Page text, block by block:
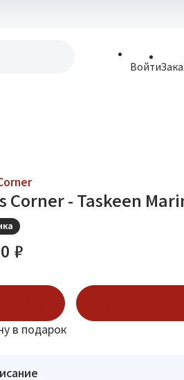
Войти
Corner - Taskeen
₽
в подарок